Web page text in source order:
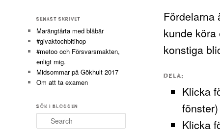
Fördelarna
kunde
konstiga
DELA:
Klicka
fönster)
Klicka
SENAST SKRIVET
Marängtårta med blåbär
#givaktochbitihop
#metoo och Försvarsmakten,
enligt mig.
Midsommar på Gökhult 2017
Om att ta examen
SÖK I BLOGGEN
Search